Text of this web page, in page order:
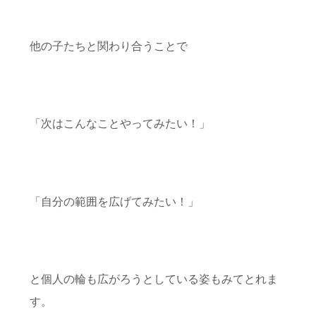
他の子たちと関わり合うことで
「次はこんなことやってみたい！」
「自分の範囲を広げてみたい！」
と個人の輪も広がろうとしている姿もみてとれま
す。